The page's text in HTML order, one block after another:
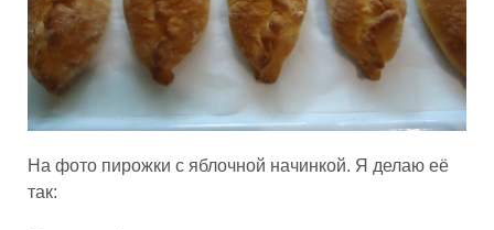
На фото пирожки с яблочной начинкой. Я делаю её
так: